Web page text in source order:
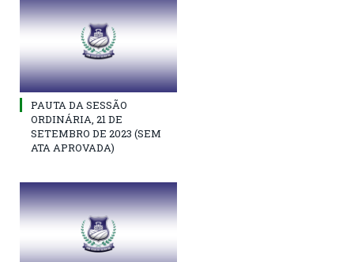
PAUTA DA SESSÃO
ORDINÁRIA, 21 DE
SETEMBRO DE 2023 (SEM
ATA APROVADA)